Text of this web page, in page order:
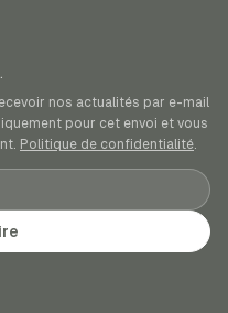
nos actualités par e-mail
pour cet envoi et vous
Politique de confidentialité.